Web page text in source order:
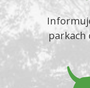
parkach